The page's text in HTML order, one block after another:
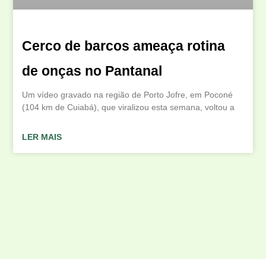
Cerco de barcos ameaça rotina
de onças no Pantanal
Um vídeo gravado na região de Porto Jofre, em Poconé
(104 km de Cuiabá), que viralizou esta semana, voltou a
LER MAIS